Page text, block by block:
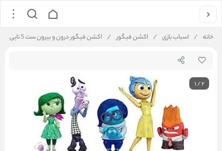
خانه / اسباب بازی / اکشن فیگور / اکشن فیگور درون و بیرون ست 5 تایی
1/2